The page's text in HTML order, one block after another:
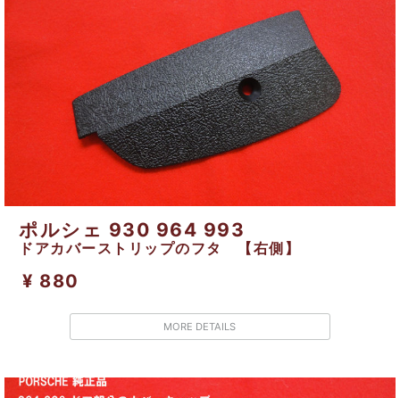
ポルシェ 930 964 993
ドアカバーストリップのフタ 【右側】
¥ 880
MORE DETAILS